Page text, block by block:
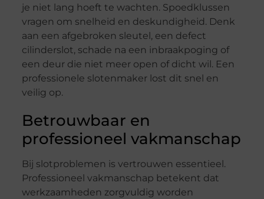
je niet lang hoeft te wachten. Spoedklussen
vragen om snelheid en deskundigheid. Denk
aan een afgebroken sleutel, een defect
cilinderslot, schade na een inbraakpoging of
een deur die niet meer open of dicht wil. Een
professionele slotenmaker lost dit snel en
veilig op.
Betrouwbaar en
professioneel vakmanschap
Bij slotproblemen is vertrouwen essentieel.
Professioneel vakmanschap betekent dat
werkzaamheden zorgvuldig worden